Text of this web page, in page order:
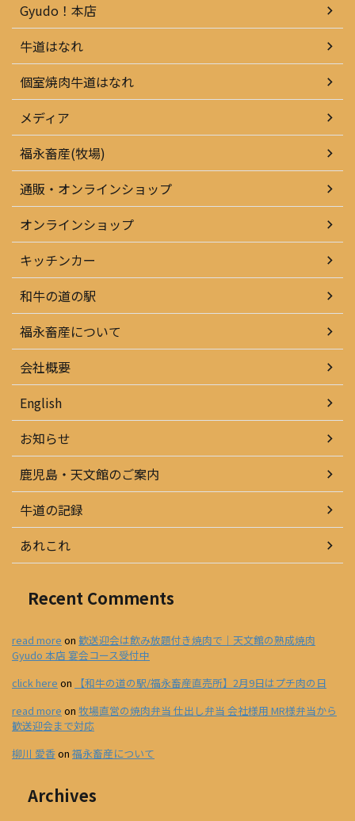
Gyudo！本店
牛道はなれ
個室焼肉牛道はなれ
メディア
福永畜産(牧場)
通販・オンラインショップ
オンラインショップ
キッチンカー
和牛の道の駅
福永畜産について
会社概要
English
お知らせ
鹿児島・天文館のご案内
牛道の記録
あれこれ
Recent Comments
read more on 歓送迎会は飲み放題付き焼肉で｜天文館の熟成焼肉
Gyudo 本店 宴会コース受付中
click here on
【和牛の道の駅/福永畜産直売所】2月9日はプチ肉の日
read more on 牧場直営の焼肉弁当 仕出し弁当 会社様用 MR様弁当から
歓送迎会まで対応
柳川 愛香on 福永畜産について
Archives